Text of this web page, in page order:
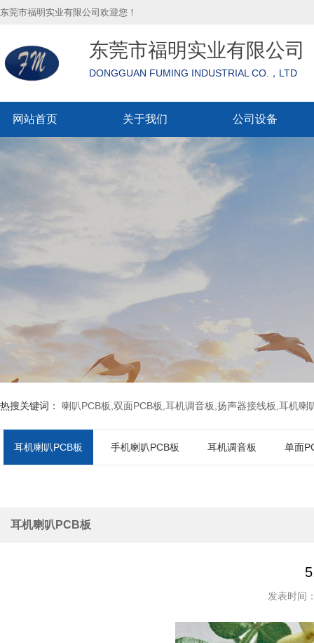
东莞市福明实业有限公司欢迎您！
东莞市福明实业有限公司
DONGGUAN FUMING INDUSTRIAL CO.，LTD
网站首页 关于我们 公司设备
热搜关键词： 喇叭PCB板,双面PCB板,耳机调音板,扬声器接线板,耳机
耳机喇叭PCB板 手机喇叭PCB板 耳机调音板 单面
耳机喇叭PCB板
发表时间